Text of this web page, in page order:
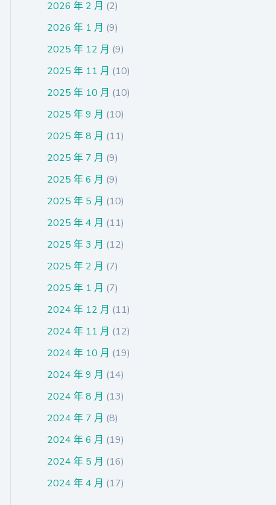
2026 年 2 月 (2)
2026 年 1 月 (9)
2025 年 12 月 (9)
2025 年 11 月 (10)
2025 年 10 月 (10)
2025 年 9 月 (10)
2025 年 8 月 (11)
2025 年 7 月 (9)
2025 年 6 月 (9)
2025 年 5 月 (10)
2025 年 4 月 (11)
2025 年 3 月 (12)
2025 年 2 月 (7)
2025 年 1 月 (7)
2024 年 12 月 (11)
2024 年 11 月 (12)
2024 年 10 月 (19)
2024 年 9 月 (14)
2024 年 8 月 (13)
2024 年 7 月 (8)
2024 年 6 月 (19)
2024 年 5 月 (16)
2024 年 4 月 (17)